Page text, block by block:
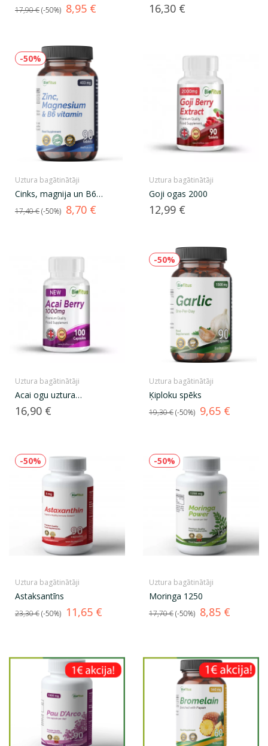
Standarta
cena
17,90 € -50% Cena
8,95 € Cena
16,30 €
-50%
Uztura bagātinātāji
Cinks, magnija un B6
Standarta
cena
17,40 € -50% Cena
8,70 €
Uztura bagātinātāji
Goji ogas 2000
Cena
12,99 €
Uztura bagātinātāji
Acai ogu uztura
bagātinātājs
Cena
16,90 €
-50%
Uztura bagātinātāji
Ķiploku spēks
Standarta
cena
19,30 € -50% Cena
9,65 €
-50%
Uztura bagātinātāji
Astaksantīns
Standarta
cena
23,30 € -50% Cena
11,65 €
-50%
Uztura bagātinātāji
Moringa 1250
Standarta
cena
17,70 € -50% Cena
8,85 €